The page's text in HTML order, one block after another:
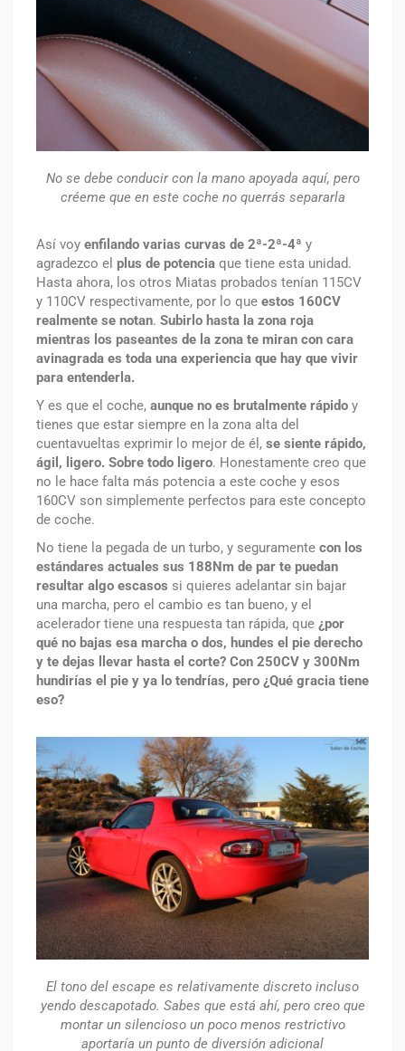
No se debe conducir con la mano apoyada aquí, pero
créeme que en este coche no querrás separarla
Así voy enfilando varias curvas de 2ª-2ª-4ª y
agradezco el plus de potencia que tiene esta unidad.
Hasta ahora, los otros Miatas probados tenían 115CV
y 110CV respectivamente, por lo que estos 160CV
realmente se notan. Subirlo hasta la zona roja
mientras los paseantes de la zona te miran con cara
avinagrada es toda una experiencia que hay que vivir
para entenderla.
Y es que el coche, aunque no es brutalmente rápido y
tienes que estar siempre en la zona alta del
cuentavueltas exprimir lo mejor de él, se siente rápido,
ágil, ligero. Sobre todo ligero. Honestamente creo que
no le hace falta más potencia a este coche y esos
160CV son simplemente perfectos para este concepto
de coche.
No tiene la pegada de un turbo, y seguramente con los
estándares actuales sus 188Nm de par te puedan
resultar algo escasos si quieres adelantar sin bajar
una marcha, pero el cambio es tan bueno, y el
acelerador tiene una respuesta tan rápida, que ¿por
qué no bajas esa marcha o dos, hundes el pie derecho
y te dejas llevar hasta el corte? Con 250CV y 300Nm
hundirías el pie y ya lo tendrías, pero ¿Qué gracia tiene
eso?
El tono del escape es relativamente discreto incluso
yendo descapotado. Sabes que está ahí, pero creo que
montar un silencioso un poco menos restrictivo
aportaría un punto de diversión adicional